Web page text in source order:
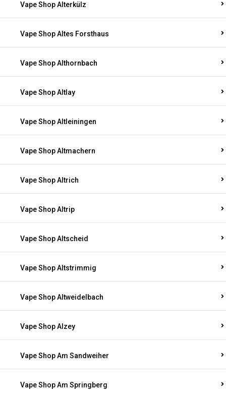
Vape Shop Alterkülz
Vape Shop Altes Forsthaus
Vape Shop Althornbach
Vape Shop Altlay
Vape Shop Altleiningen
Vape Shop Altmachern
Vape Shop Altrich
Vape Shop Altrip
Vape Shop Altscheid
Vape Shop Altstrimmig
Vape Shop Altweidelbach
Vape Shop Alzey
Vape Shop Am Sandweiher
Vape Shop Am Springberg